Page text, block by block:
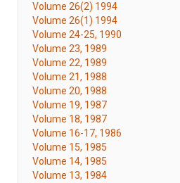
Volume 26(2) 1994
Volume 26(1) 1994
Volume 24-25, 1990
Volume 23, 1989
Volume 22, 1989
Volume 21, 1988
Volume 20, 1988
Volume 19, 1987
Volume 18, 1987
Volume 16-17, 1986
Volume 15, 1985
Volume 14, 1985
Volume 13, 1984